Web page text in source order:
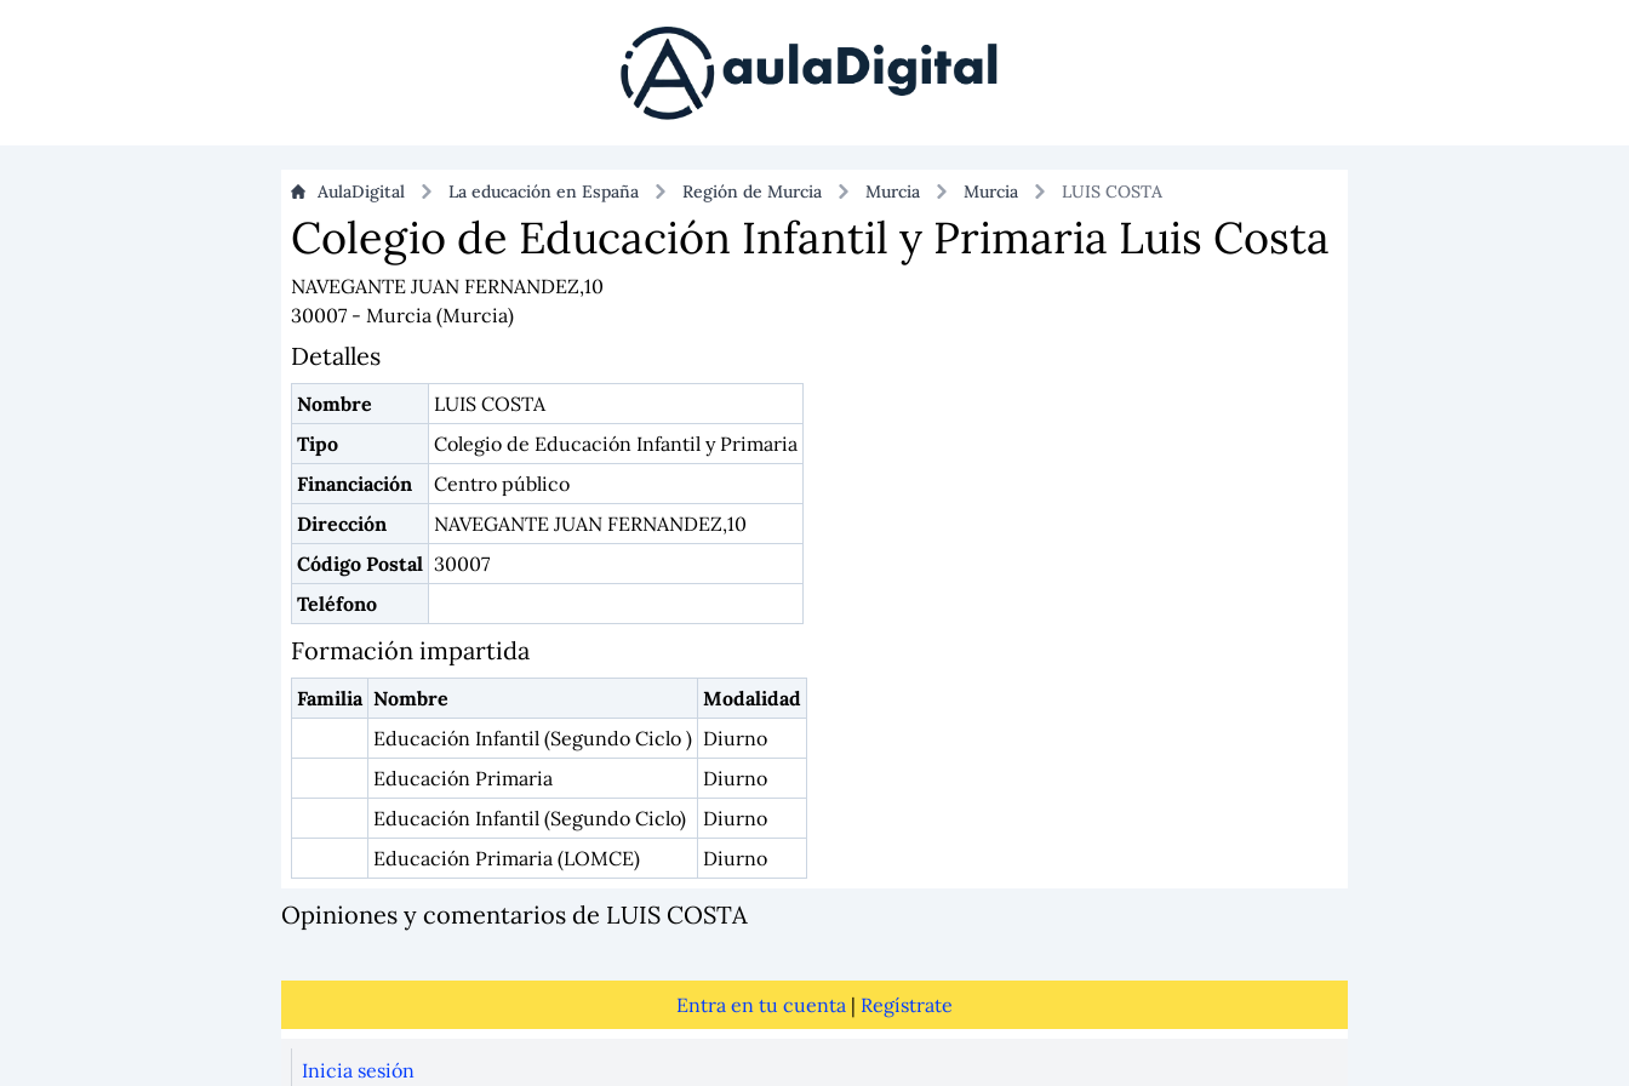
AulaDigital La educación en España Región de Murcia Murcia Murcia LUIS COSTA
Colegio de Educación Infantil y Primaria Luis Costa
NAVEGANTE JUAN FERNANDEZ,10
30007 - Murcia (Murcia)
Detalles
Nombre
LUIS COSTA
Tipo
Colegio de Educación Infantil y Primaria
Financiación
Centro público
Dirección
NAVEGANTE JUAN FERNANDEZ,10
Código Postal 30007
Teléfono
Formación impartida
Familia Nombre
Modalidad
Educación Infantil (Segundo Ciclo ) Diurno
Educación Primaria
Diurno
Educación Infantil (Segundo Ciclo)
Diurno
Educación Primaria (LOMCE)
Diurno
Opiniones y comentarios de LUIS COSTA
Entra en tu cuenta | Regístrate
Inicia sesión